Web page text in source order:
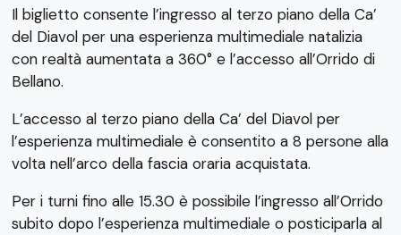
Il biglietto consente l’ingresso al terzo piano della Ca’
del Diavol per una esperienza multimediale natalizia
con realtà aumentata a 360° e l’accesso all’Orrido di
Bellano.
L’accesso al terzo piano della Ca’ del Diavol per
l’esperienza multimediale è consentito a 8 persone alla
volta nell’arco della fascia oraria acquistata.
Per i turni fino alle 15.30 è possibile l’ingresso all’Orrido
subito dopo l’esperienza multimediale o posticiparla al